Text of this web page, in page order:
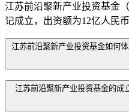
江苏前沿聚新产业投资基金
记成立，出资额为12亿人民币
江苏前沿聚新产业投资基金如何体
江苏前沿聚新产业投资基金的成